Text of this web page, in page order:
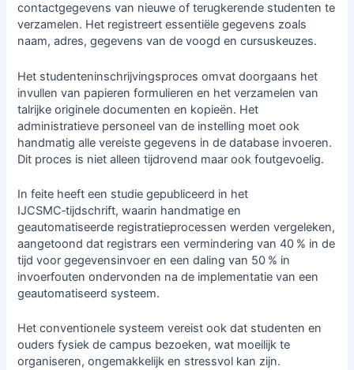
contactgegevens van nieuwe of terugkerende studenten te
verzamelen. Het registreert essentiële gegevens zoals
naam, adres, gegevens van de voogd en cursuskeuzes.
Het studenteninschrijvingsproces omvat doorgaans het
invullen van papieren formulieren en het verzamelen van
talrijke originele documenten en kopieën. Het
administratieve personeel van de instelling moet ook
handmatig alle vereiste gegevens in de database invoeren.
Dit proces is niet alleen tijdrovend maar ook foutgevoelig.
In feite heeft een studie gepubliceerd in het
IJCSMC‑tijdschrift, waarin handmatige en
geautomatiseerde registratieprocessen werden vergeleken,
aangetoond dat registrars een vermindering van 40 % in de
tijd voor gegevensinvoer en een daling van 50 % in
invoerfouten ondervonden na de implementatie van een
geautomatiseerd systeem.
Het conventionele systeem vereist ook dat studenten en
ouders fysiek de campus bezoeken, wat moeilijk te
organiseren, ongemakkelijk en stressvol kan zijn.